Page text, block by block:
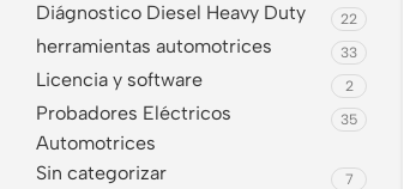
Diágnostico Diesel Heavy Duty 22
herramientas automotrices 33
Licencia y software 2
Probadores Eléctricos
Automotrices
35
Sin categorizar 7